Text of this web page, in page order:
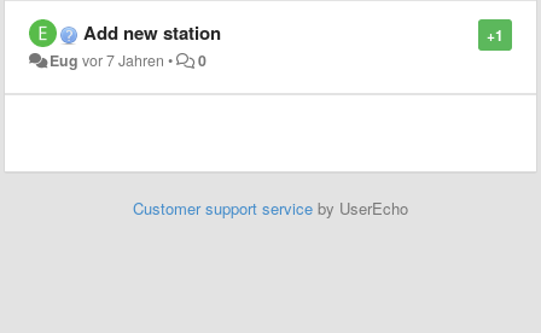
+1
Add new station
Eug vor 7 Jahren • 0
Customer support service by UserEcho